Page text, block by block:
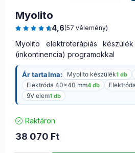
Myolito
4,6(57 vélemény)
Myolito elektroterápiás
(inkontinencia) programokkal
Ár tartalma: Myolito készülék1 db
Elektróda 40×40 mm4 db
9V elem1 db
Raktáron
38 070 Ft